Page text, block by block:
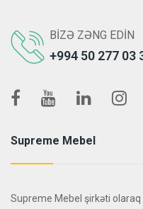
BIZƏ ZƏNG EDIN
+994 50 277 03
Supreme Mebel
Supreme Mebel şirkəti